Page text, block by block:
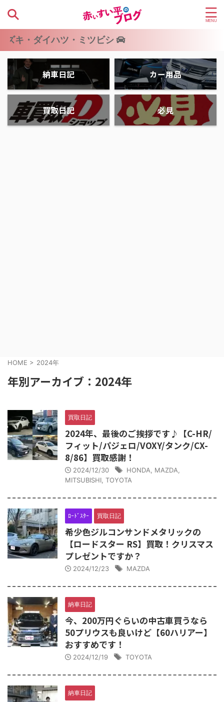
・ダイハツ・ミツビシ
納車日記 カー用品
買取日記 必見
HOME > 2024年
年別アーカイブ：2024年
買取日記
2024年、最後のご挨拶です♪【C-HR/
フィット/パジェロ/VOXY/タンク/CX-
8/86】買取感謝！
2024/12/30 HONDA MAZDA
MITSUBISHI TOYOTA
ﾛｰﾄﾞｽﾀｰ 買取日記
希少色ジルコンサンドメタリックの
【ロードスター RS】買取！クリスマス
プレゼントですか？
2024/12/23 MAZDA
納車日記
今、200万円ぐらいの中古車買うなら
50プリウスも良いけど【60ハリアー】
おすすめです！
2024/12/19 TOYOTA
納車日記